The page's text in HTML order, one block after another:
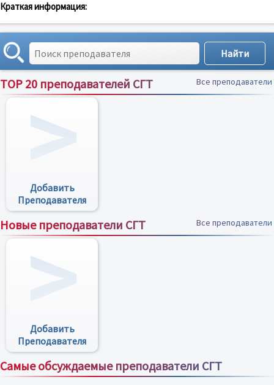
Краткая информация:
TOP 20 преподавателей СГТ Все преподаватели
Добавить
Преподавателя
Новые преподаватели СГТ Все преподаватели
Добавить
Преподавателя
Самые обсуждаемые преподаватели СГТ
Все преподаватели